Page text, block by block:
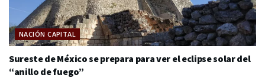
NACIÓN CAPITAL
Sureste de México se prepara para ver el eclipse solar del
“anillo de fuego”